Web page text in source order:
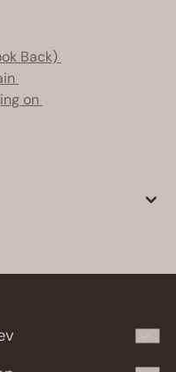
Back)
on